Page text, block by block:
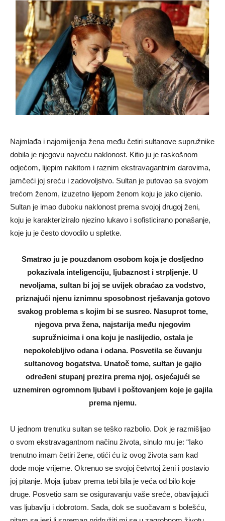
Najmlađa i najomiljenija žena među četiri sultanove supružnike
dobila je njegovu najveću naklonost. Kitio ju je raskošnom
odjećom, lijepim nakitom i raznim ekstravagantnim darovima,
jamčeći joj sreću i zadovoljstvo. Sultan je putovao sa svojom
trećom ženom, izuzetno lijepom ženom koju je jako cijenio.
Sultan je imao duboku naklonost prema svojoj drugoj ženi,
koju je karakteriziralo njezino lukavo i sofisticirano ponašanje,
koje ju je često dovodilo u spletke.
Smatrao ju je pouzdanom osobom koja je dosljedno
pokazivala inteligenciju, ljubaznost i strpljenje. U
nevoljama, sultan bi joj se uvijek obraćao za vodstvo,
priznajući njenu iznimnu sposobnost rješavanja gotovo
svakog problema s kojim bi se susreo. Nasuprot tome,
njegova prva žena, najstarija među njegovim
supružnicima i ona koju je naslijedio, ostala je
nepokolebljivo odana i odana. Posvetila se čuvanju
sultanovog bogatstva. Unatoč tome, sultan je gajio
određeni stupanj prezira prema njoj, osjećajući se
uznemiren ogromnom ljubavi i poštovanjem koje je gajila
prema njemu.
U jednom trenutku sultan se teško razbolio. Dok je razmišljao
o svom ekstravagantnom načinu života, sinulo mu je: “Iako
trenutno imam četiri žene, otići ću iz ovog života sam kad
dođe moje vrijeme. Okrenuo se svojoj četvrtoj ženi i postavio
joj pitanje. Moja ljubav prema tebi bila je veća od bilo koje
druge. Posvetio sam se osiguravanju vaše sreće, obavijajući
vas ljubavlju i dobrotom. Sada, dok se suočavam s bolešću,